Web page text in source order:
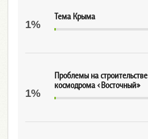
Тема Крыма
1%
Проблемы на строительстве
космодрома «Восточный»
1%